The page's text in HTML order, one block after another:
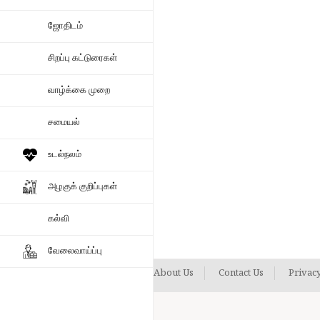
ஜோதிடம்
சிறப்பு கட்டுரைகள்
வாழ்க்கை முறை
சமையல்
உடல்நலம்
அழகுக் குறிப்புகள்
கல்வி
வேலைவாய்ப்பு
About Us Contact Us